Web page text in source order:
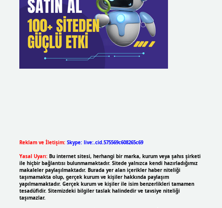
Reklam ve İletişim: Skype: live:.cid.575569c608265c69
Yasal Uyarı: Bu internet sitesi, herhangi bir marka, kurum veya şahıs şirketi
ile hiçbir bağlantısı bulunmamaktadır. Sitede yalnızca kendi hazırladığımız
makaleler paylaşılmaktadır. Burada yer alan içerikler haber niteliği
taşımamakta olup, gerçek kurum ve kişiler hakkında paylaşım
yapılmamaktadır. Gerçek kurum ve kişiler ile isim benzerlikleri tamamen
tesadüfidir. Sitemizdeki bilgiler taslak halindedir ve tavsiye niteliği
taşımazlar.